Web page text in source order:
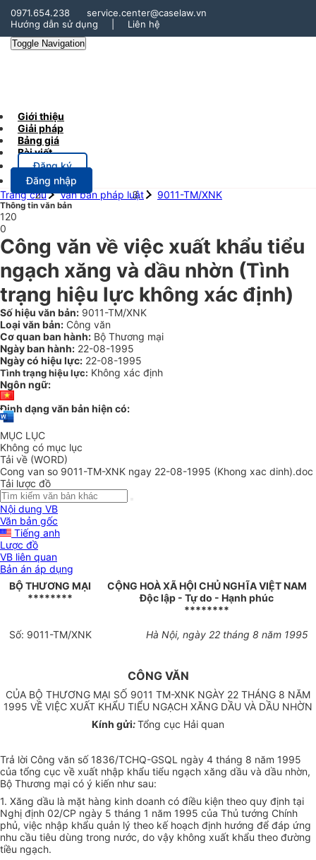
0971.654.238
service.center@caselaw.vn
Hướng dẫn sử dụng
Liên hệ
Toggle Navigation
Giới thiệu
Giải pháp
Bảng giá
Bài viết
Đăng ký
Đăng nhập
Trang chủ
Văn bản pháp luật 9011-TM/XNK
Thông tin văn bản
120
0
Công văn về việc xuất khẩu tiểu
ngạch xăng và dầu nhờn (Tình
trạng hiệu lực không xác định)
Số hiệu văn bản: 9011-TM/XNK
Loại văn bản: Công văn
Cơ quan ban hành: Bộ Thương mại
Ngày ban hành: 22-08-1995
Ngày có hiệu lực: 22-08-1995
Tình trạng hiệu lực: Không xác định
Ngôn ngữ:
Định dạng văn bản hiện có:
MỤC LỤC
Không có mục lục
Tải về (WORD)
Cong van so 9011-TM-XNK ngay 22-08-1995 (Khong xac dinh).doc
Tải lược đồ
Nội dung VB
Văn bản gốc
Tiếng anh
Lược đồ
VB liên quan
Bản án áp dụng
BỘ THƯƠNG MẠI
********
CỘNG HOÀ XÃ HỘI CHỦ NGHĨA VIỆT NAM
Độc lập - Tự do - Hạnh phúc
********
Số: 9011-TM/XNK Hà Nội, ngày 22 tháng 8 năm 1995
CÔNG VĂN
CỦA BỘ THƯƠNG MẠI SỐ 9011 TM-XNK NGÀY 22 THÁNG 8 NĂM
1995 VỀ VIỆC XUẤT KHẨU TIỂU NGẠCH XĂNG DẦU VÀ DẦU NHỜN
Kính gửi:Tổng cục Hải quan
Trả lời Công văn số 1836/TCHQ-GSQL ngày 4 tháng 8 năm 1995
của tổng cục về xuất nhập khẩu tiểu ngạch xăng dầu và dầu nhờn,
Bộ Thương mại có ý kiến như sau:
1. Xăng dầu là mặt hàng kinh doanh có điều kiện theo quy định tại
Nghị định 02/CP ngày 5 tháng 1 năm 1995 của Thủ tướng Chính
phủ, việc nhập khẩu quản lý theo kế hoạch định hướng để đáp ứng
nhu cầu tiêu dùng trong nước, do vậy không xuất khẩu theo đường
tiều ngạch.